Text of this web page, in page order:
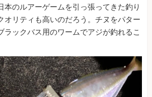
本のルアーゲームを引っ張ってきた釣り
オリティも高いのだろう。チヌをパター
ラックバス用のワームでアジが釣れるこ